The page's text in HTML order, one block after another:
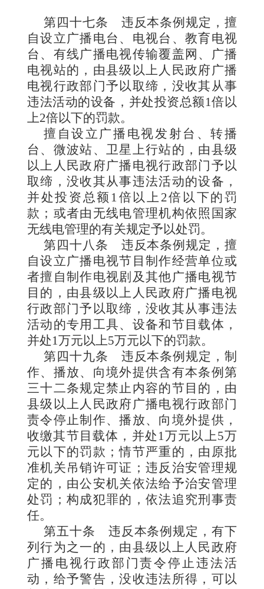
第四十七条 违反本条例规定，擅
自设立广播电台、电视台、教育电视
台、有线广播电视传输覆盖网、广播
电视站的，由县级以上人民政府广播
电视行政部门予以取缔，没收其从事
违法活动的设备，并处投资总额1倍以
上2倍以下的罚款。
擅自设立广播电视发射台、转播
台、微波站、卫星上行站的，由县级
以上人民政府广播电视行政部门予以
取缔，没收其从事违法活动的设备，
并处投资总额1倍以上2倍以下的罚
款；或者由无线电管理机构依照国家
无线电管理的有关规定予以处罚。
第四十八条 违反本条例规定，擅
自设立广播电视节目制作经营单位或
者擅自制作电视剧及其他广播电视节
目的，由县级以上人民政府广播电视
行政部门予以取缔，没收其从事违法
活动的专用工具、设备和节目载体，
并处1万元以上5万元以下的罚款。
第四十九条 违反本条例规定，制
作、播放、向境外提供含有本条例第
三十二条规定禁止内容的节目的，由
县级以上人民政府广播电视行政部门
责令停止制作、播放、向境外提供，
收缴其节目载体，并处1万元以上5万
元以下的罚款；情节严重的，由原批
准机关吊销许可证；违反治安管理规
定的，由公安机关依法给予治安管理
处罚；构成犯罪的，依法追究刑事责
任。
第五十条 违反本条例规定，有下
列行为之一的，由县级以上人民政府
广播电视行政部门责令停止违法活
动，给予警告，没收违法所得，可以